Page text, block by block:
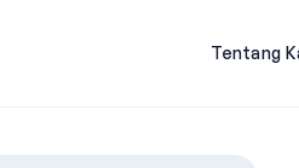
Tentang